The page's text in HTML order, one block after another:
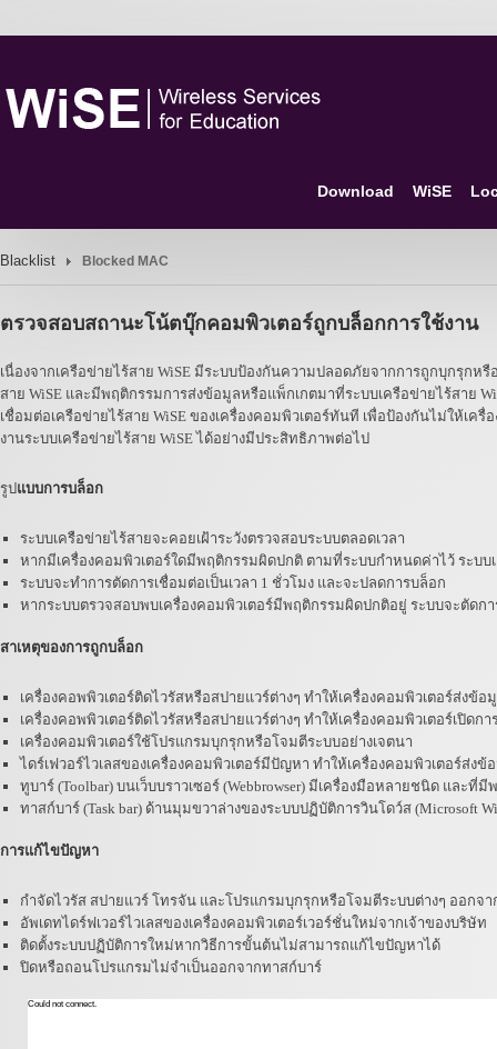
Download WiSE
Blacklist Blocked MAC
ตรวจสอบสถานะโน้ตบุ๊กคอมพิวเตอร์ถูกบล็อกการใช้งาน
เนื่องจากเครือข่ายไร้สาย WiSE มีระบบป้องกันความปลอดภัยจากการถูกบุกรุกห
สาย WiSE และมีพฤติกรรมการส่งข้อมูลหรือแพ็กเกตมาที่ระบบเครือข่ายไร้สาย
เชื่อมต่อเครือข่ายไร้สาย WiSE ของเครื่องคอมพิวเตอร์ทันที เพื่อป้องกันไม่ให้เ
งานระบบเครือข่ายไร้สาย WiSE ได้อย่างมีประสิทธิภาพต่อไป
รูปแบบการบล็อก
ระบบเครือข่ายไร้สายจะคอยเฝ้าระวังตรวจสอบระบบตลอดเวลา
หากมีเครื่องคอมพิวเตอร์ใดมีพฤติกรรมผิดปกติ ตามที่ระบบกำหนดค่าไว้ ระบ
ระบบจะทำการตัดการเชื่อมต่อเป็นเวลา 1 ชั่วโมง และจะปลดการบล็อก
หากระบบตรวจสอบพบเครื่องคอมพิวเตอร์มีพฤติกรรมผิดปกติอยู่ ระบบจะตัดก
สาเหตุของการถูกบล็อก
เครื่องคอพพิวเตอร์ติดไวรัสหรือสปายแวร์ต่างๆ ทำให้เครื่องคอมพิวเตอร์ส่งข้
เครื่องคอพพิวเตอร์ติดไวรัสหรือสปายแวร์ต่างๆ ทำให้เครื่องคอมพิวเตอร์เปิดก
เครื่องคอมพิวเตอร์ใช้โปรแกรมบุกรุกหรือโจมตีระบบอย่างเจตนา
ไดร์เฟวอร์ไวเลสของเครื่องคอมพิวเตอร์มีปัญหา ทำให้เครื่องคอมพิวเตอร์ส่ง
ทูบาร์ (Toolbar) บนเว็บบราวเซอร์ (Webbrowser) มีเครื่องมือหลายชนิด แล
ทาสก์บาร์ (Task bar) ด้านมุมขวาล่างของระบบปฏิบัติการวินโดว์ส (Microsoft
การแก้ไขปัญหา
กำจัดไวรัส สปายแวร์ โทรจัน และโปรแกรมบุกรุกหรือโจมตีระบบต่างๆ ออกจา
อัพเดทไดร์ฟเวอร์ไวเลสของเครื่องคอมพิวเตอร์เวอร์ชั่นใหม่จากเจ้าของบริษัท
ติดตั้งระบบปฏิบัติการใหม่หากวิธีการขั้นต้นไม่สามารถแก้ไขปัญหาได้
ปิดหรือถอนโปรแกรมไม่จำเป็นออกจากทาสก์บาร์